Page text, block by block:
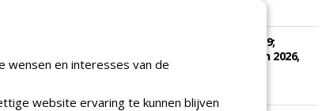
Provincie Drenthe gunt bestek 1879;
onderhoud bomen en beplantingen 2026,
provincie Drenthe aan Den Held
zondag 2 augustus 2026
wensen en interesses van de
website ervaring te kunnen blijven